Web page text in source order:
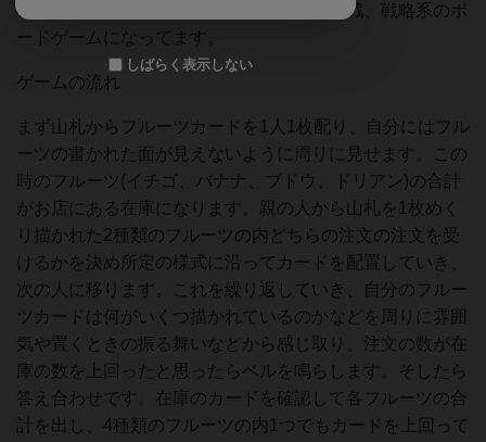
鳴らした人が店長に怒られるという、心理戦、戦略系のボ
ードゲームになってます。
ゲームの流れ
まず山札からフルーツカードを1人1枚配り、自分にはフル
ーツの書かれた面が見えないように周りに見せます。この
時のフルーツ(イチゴ、バナナ、ブドウ、ドリアン)の合計
がお店にある在庫になります。親の人から山札を1枚めく
り描かれた2種類のフルーツの内どちらの注文の注文を受
けるかを決め所定の様式に沿ってカードを配置していき、
次の人に移ります。これを繰り返していき、自分のフルー
ツカードは何がいくつ描かれているのかなどを周りに雰囲
気や置くときの振る舞いなどから感じ取り、注文の数が在
庫の数を上回ったと思ったらベルを鳴らします。そしたら
答え合わせです。在庫のカードを確認して各フルーツの合
計を出し、4種類のフルーツの内1つでもカードを上回って
しばらく表示しない